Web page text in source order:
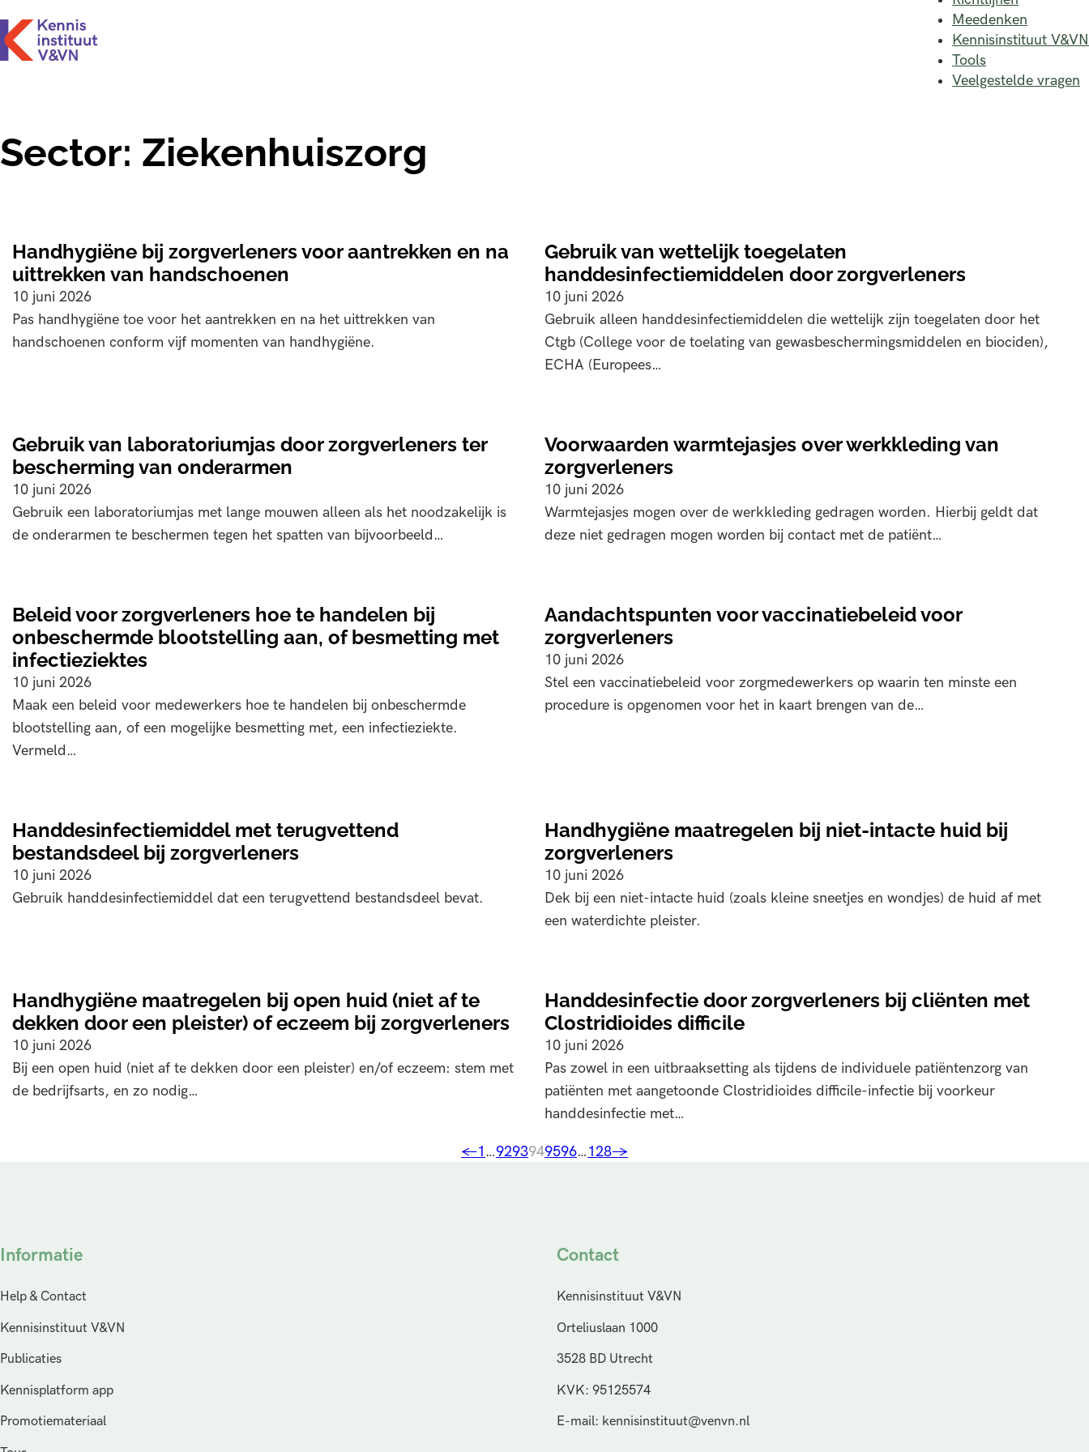
Meedenken
Kennisinstituut V&VN
Tools
Veelgestelde vragen
Sector: Ziekenhuiszorg
Handhygiëne bij zorgverleners voor aantrekken en na
uittrekken van handschoenen
10 juni 2026
Pas handhygiëne toe voor het aantrekken en na het uittrekken van
handschoenen conform vijf momenten van handhygiëne.
Gebruik van wettelijk toegelaten
handdesinfectiemiddelen door zorgverleners
10 juni 2026
Gebruik alleen handdesinfectiemiddelen die wettelijk zijn toegelaten door het
Ctgb (College voor de toelating van gewasbeschermingsmiddelen en biociden),
ECHA (Europees…
Gebruik van laboratoriumjas door zorgverleners ter
bescherming van onderarmen
10 juni 2026
Gebruik een laboratoriumjas met lange mouwen alleen als het noodzakelijk is
de onderarmen te beschermen tegen het spatten van bijvoorbeeld…
Voorwaarden warmtejasjes over werkkleding van
zorgverleners
10 juni 2026
Warmtejasjes mogen over de werkkleding gedragen worden. Hierbij geldt dat
deze niet gedragen mogen worden bij contact met de patiënt…
Beleid voor zorgverleners hoe te handelen bij
onbeschermde blootstelling aan, of besmetting met
infectieziektes
10 juni 2026
Maak een beleid voor medewerkers hoe te handelen bij onbeschermde
blootstelling aan, of een mogelijke besmetting met, een infectieziekte.
Vermeld…
Aandachtspunten voor vaccinatiebeleid voor
zorgverleners
10 juni 2026
Stel een vaccinatiebeleid voor zorgmedewerkers op waarin ten minste een
procedure is opgenomen voor het in kaart brengen van de…
Handdesinfectiemiddel met terugvettend
bestandsdeel bij zorgverleners
10 juni 2026
Gebruik handdesinfectiemiddel dat een terugvettend bestandsdeel bevat.
Handhygiëne maatregelen bij niet-intacte huid bij
zorgverleners
10 juni 2026
Dek bij een niet-intacte huid (zoals kleine sneetjes en wondjes) de huid af met
een waterdichte pleister.
Handhygiëne maatregelen bij open huid (niet af te
dekken door een pleister) of eczeem bij zorgverleners
10 juni 2026
Bij een open huid (niet af te dekken door een pleister) en/of eczeem: stem met
de bedrijfsarts, en zo nodig…
Handdesinfectie door zorgverleners bij cliënten met
Clostridioides difficile
10 juni 2026
Pas zowel in een uitbraaksetting als tijdens de individuele patiëntenzorg van
patiënten met aangetoonde Clostridioides difficile-infectie bij voorkeur
handdesinfectie met…
←1 …9293949596…128→
Informatie
Help & Contact
Kennisinstituut V&VN
Publicaties
Kennisplatform app
Promotiemateriaal
Contact
Kennisinstituut V&VN
Orteliuslaan 1000
3528 BD Utrecht
KVK: 95125574
E-mail: kennisinstituut@venvn.nl